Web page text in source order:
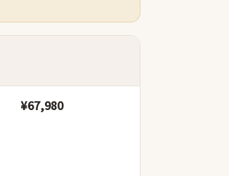
¥67,980